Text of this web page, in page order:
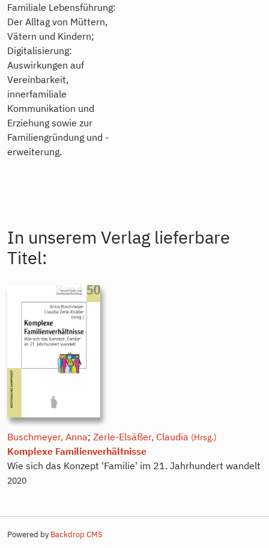
Familiale Lebensführung:
Der Alltag von Müttern,
Vätern und Kindern;
Digitalisierung:
Auswirkungen auf
Vereinbarkeit,
innerfamiliale
Kommunikation und
Erziehung sowie zur
Familiengründung und -
erweiterung.
In unserem Verlag lieferbare
Titel:
Buschmeyer, Anna; Zerle-Elsäßer, Claudia (Hrsg.)
Komplexe Familienverhältnisse
Wie sich das Konzept 'Familie' im 21. Jahrhundert wandelt
2020
Powered by Backdrop CMS